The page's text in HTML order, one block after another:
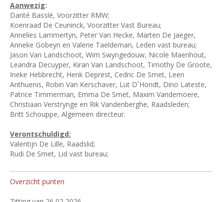
Aanwezig:
Danté Basslé, Voorzitter RMW;
Koenraad De Ceuninck, Voorzitter Vast Bureau;
Annelies Lammertyn, Peter Van Hecke, Marten De Jaeger,
Anneke Gobeyn en Valerie Taeldeman, Leden vast bureau;
Jason Van Landschoot, Wim Swyngedouw, Nicole Maenhout,
Leandra Decuyper, Kiran Van Landschoot, Timothy De Groote,
Ineke Hebbrecht, Henk Deprest, Cedric De Smet, Leen
Anthuenis, Robin Van Kerschaver, Lut D´Hondt, Dino Lateste,
Patrice Timmerman, Emma De Smet, Maxim Vandemoere,
Christiaan Verstrynge en Rik Vandenberghe, Raadsleden;
Britt Schouppe, Algemeen directeur.
Verontschuldigd:
Valentijn De Lille, Raadslid;
Rudi De Smet, Lid vast bureau;
Overzicht punten